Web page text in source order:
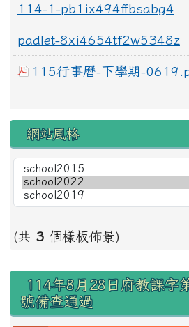
114-1-pb1ix494ffbsabg4
padlet-8xi4654tf2w5348z
115行事曆-下學期-
網站風格
(共 3 個樣板佈景)
右邊區域內容
114年8月28日府教課字
號備查通過